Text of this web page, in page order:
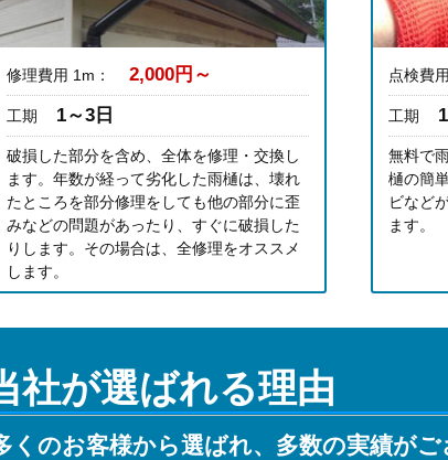
修理費用 1m： 2,000円～
工期 1～3日
破損した部分を含め、全体を修理・交換し
ます。年数が経って劣化した雨樋は、壊れ
たところを部分修理をしても他の部分に歪
みなどの問題があったり、すぐに破損した
りします。その場合は、全修理をオススメ
します。
点検費用
工期
無料で
樋の簡
ビなど
ます。
社が選ばれる理由
くのお客様から選ばれ、多数の実績がご